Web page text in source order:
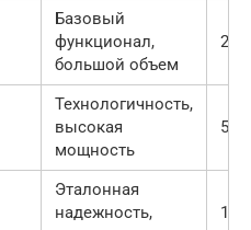
Базовый
функционал,
большой объем
2-3
Технологичность,
высокая
мощность
5-7
Эталонная
надежность,